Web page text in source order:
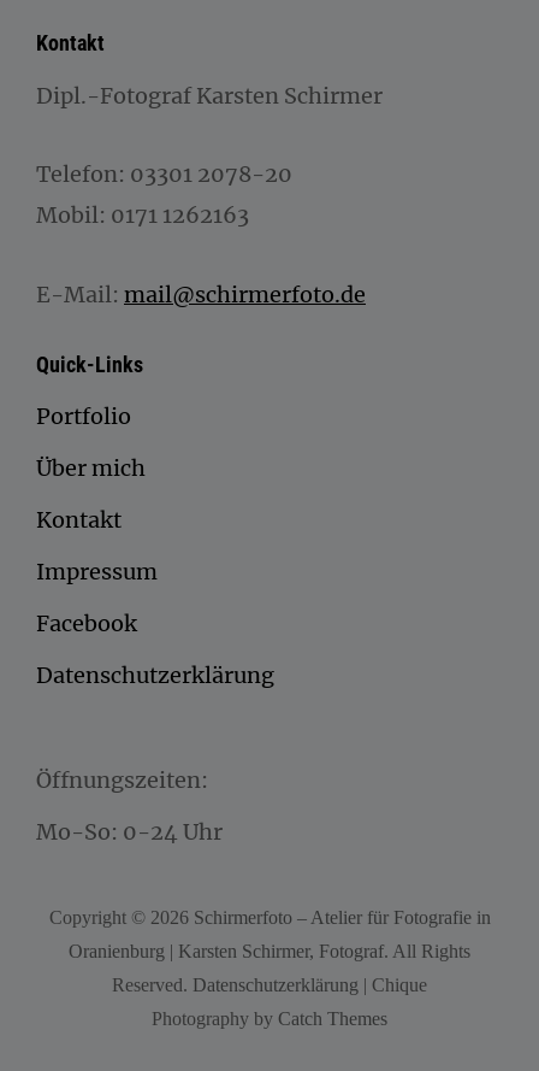
Kontakt
Dipl.-Fotograf Karsten Schirmer
Telefon: 03301 2078-20
Mobil: 0171 1262163
E-Mail: mail@schirmerfoto.de
Quick-Links
Portfolio
Über mich
Kontakt
Impressum
Facebook
Datenschutzerklärung
Öffnungszeiten:
Mo-So: 0-24 Uhr
Copyright © 2026 Schirmerfoto – Atelier für Fotografie in
Oranienburg | Karsten Schirmer, Fotograf. All Rights
Reserved. Datenschutzerklärung | Chique
Photography by Catch Themes